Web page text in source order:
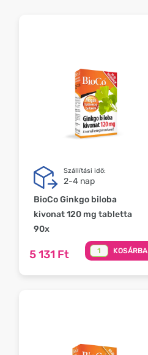
Szállítási idő:
2-4 nap
BioCo Ginkgo biloba
kivonat 120 mg tabletta
90x
5 131 Ft KOSÁRBA